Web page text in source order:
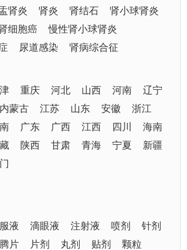
肾炎 肾炎 肾结石
肾小球肾炎
细胞癌
慢性肾小球肾炎
尿道感染 肾病综合征
重庆 河北 山西 河南
辽宁
内蒙古 江苏 山东 安徽
浙江
广东 广西 江西 四川
海南
陕西 甘肃 青海 宁夏
新疆
液 滴眼液 注射液 喷剂
针剂
片 片剂 丸剂 贴剂
颗粒